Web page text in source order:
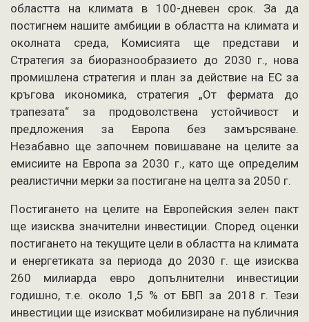
областта на климата в 100-дневен срок. За да
постигнем нашите амбиции в областта на климата и
околната среда, Комисията ще представи и
Стратегия за биоразнообразието до 2030 г., нова
промишлена стратегия и план за действие на ЕС за
кръгова икономика, стратегия „От фермата до
трапезата“ за продоволствена устойчивост и
предложения за Европа без замърсяване.
Незабавно ще започнем повишаване на целите за
емисиите на Европа за 2030 г., като ще определим
реалистични мерки за постигане на целта за 2050 г.
Постигането на целите на Европейския зелен пакт
ще изисква значителни инвестиции. Според оценки
постигането на текущите цели в областта на климата
и енергетиката за периода до 2030 г. ще изисква
260 милиарда евро допълнителни инвестиции
годишно, т.е. около 1,5 % от БВП за 2018 г. Тези
инвестиции ще изискват мобилизиране на публичния